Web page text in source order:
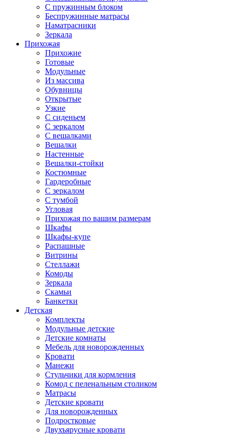
С пружинным блоком
Беспружинные матрасы
Наматрасники
Зеркала
Прихожая
Прихожие
Готовые
Модульные
Из массива
Обувницы
Открытые
Узкие
С сиденьем
С зеркалом
С вешалками
Вешалки
Настенные
Вешалки-стойки
Костюмные
Гардеробные
С зеркалом
С тумбой
Угловая
Прихожая по вашим размерам
Шкафы
Шкафы-купе
Распашные
Витрины
Стеллажи
Комоды
Зеркала
Скамьи
Банкетки
Детская
Комплекты
Модульные детские
Детские комнаты
Мебель для новорожденных
Кровати
Манежи
Стульчики для кормления
Комод с пеленальным столиком
Матрасы
Детские кровати
Для новорожденных
Подростковые
Двухъярусные кровати